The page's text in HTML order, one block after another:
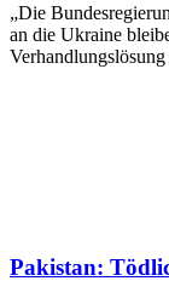
„Die
an die Ukraine
Pakistan: